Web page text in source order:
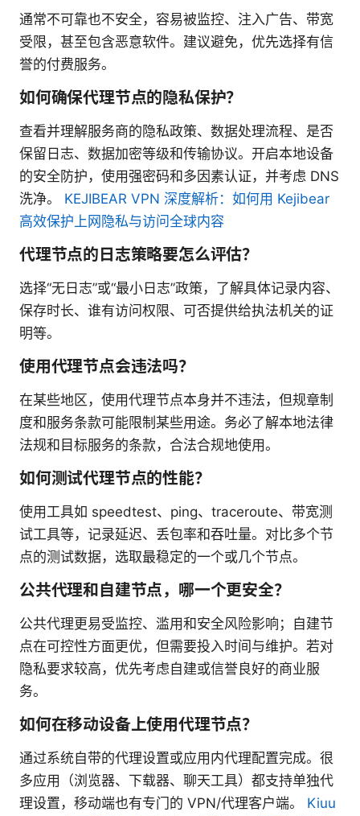
通常不可靠也不安全，容易被监控、注入广告、带宽
受限，甚至包含恶意软件。建议避免，优先选择有信
誉的付费服务。
如何确保代理节点的隐私保护？
查看并理解服务商的隐私政策、数据处理流程、是否
保留日志、数据加密等级和传输协议。开启本地设备
的安全防护，使用强密码和多因素认证，并考虑 DNS
洗净。 KEJIBEAR VPN 深度解析：如何用 Kejibear
高效保护上网隐私与访问全球内容
代理节点的日志策略要怎么评估？
选择“无日志”或“最小日志”政策，了解具体记录内容、
保存时长、谁有访问权限、可否提供给执法机关的证
明等。
使用代理节点会违法吗？
在某些地区，使用代理节点本身并不违法，但规章制
度和服务条款可能限制某些用途。务必了解本地法律
法规和目标服务的条款，合法合规地使用。
如何测试代理节点的性能？
使用工具如 speedtest、ping、traceroute、带宽测
试工具等，记录延迟、丢包率和吞吐量。对比多个节
点的测试数据，选取最稳定的一个或几个节点。
公共代理和自建节点，哪一个更安全？
公共代理更易受监控、滥用和安全风险影响；自建节
点在可控性方面更优，但需要投入时间与维护。若对
隐私要求较高，优先考虑自建或信誉良好的商业服
务。
如何在移动设备上使用代理节点？
通过系统自带的代理设置或应用内代理配置完成。很
多应用（浏览器、下载器、聊天工具）都支持单独代
理设置，移动端也有专门的 VPN/代理客户端。 Kiuu